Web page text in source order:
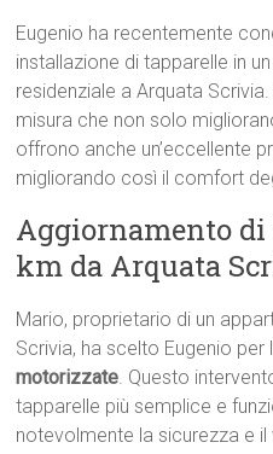
Eugenio ha recentemente
installazione di tapparelle in
residenziale a Arquata
misura che non solo
offrono anche un’eccellente
migliorando così il comfort
Aggiornamento di
km da Arquata
Mario, proprietario di un
Scrivia, ha scelto Eugenio per
motorizzate. Questo
tapparelle più semplice e
notevolmente la sicurezza e